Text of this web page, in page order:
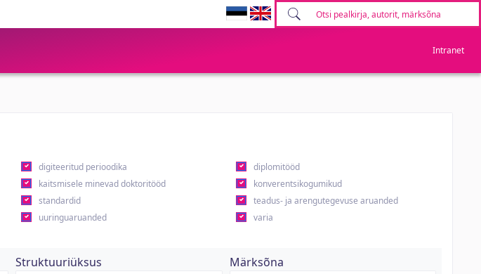
Intranet
digiteeritud perioodika
diplomitööd
kaitsmisele minevad doktoritööd
konverentsikogumikud
standardid
teadus- ja arengutegevuse aruanded
uuringuaruanded
varia
Struktuuriüksus Märksõna